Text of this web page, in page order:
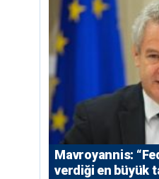
Mavroyannis:
verdiği en büyük